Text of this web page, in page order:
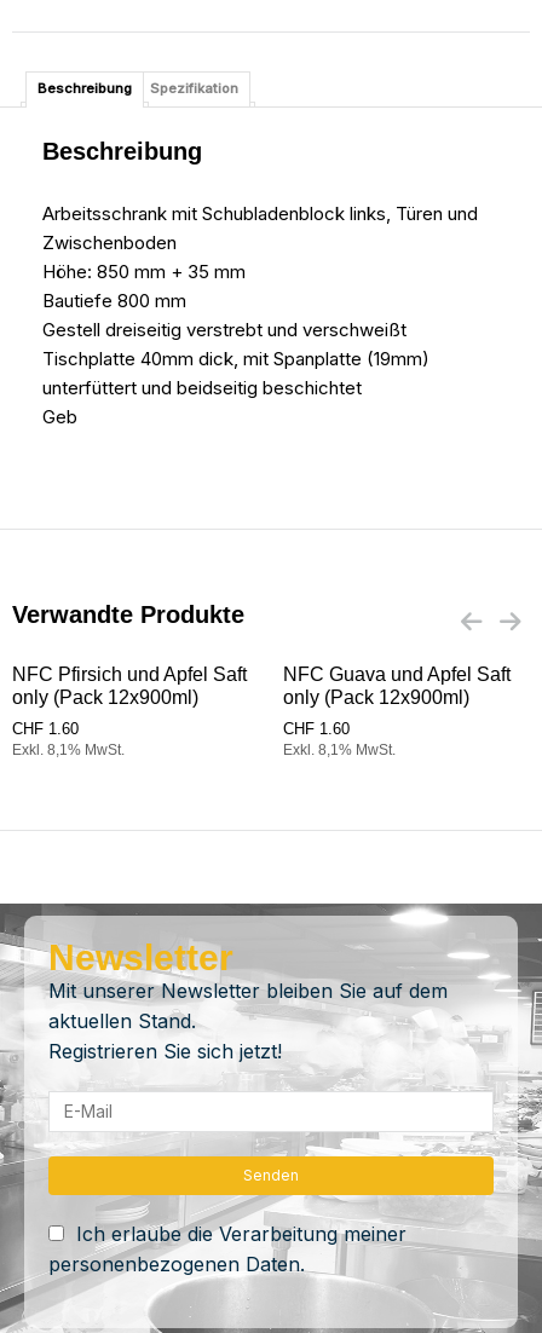
Beschreibung Spezifikation
Beschreibung
Arbeitsschrank mit Schubladenblock links, Türen und
Zwischenboden
Höhe: 850 mm + 35 mm
Bautiefe 800 mm
Gestell dreiseitig verstrebt und verschweißt
Tischplatte 40mm dick, mit Spanplatte (19mm)
unterfüttert und beidseitig beschichtet
Geb
Verwandte Produkte
NFC Pfirsich und Apfel Saft
only (Pack 12x900ml)
CHF 1.60
Exkl. 8,1% MwSt.
NFC Guava und Apfel Saft
only (Pack 12x900ml)
CHF 1.60
Exkl. 8,1% MwSt.
Newsletter
Mit unserer Newsletter bleiben Sie auf dem
aktuellen Stand.
Registrieren Sie sich jetzt!
Ich erlaube die Verarbeitung meiner
personenbezogenen Daten.